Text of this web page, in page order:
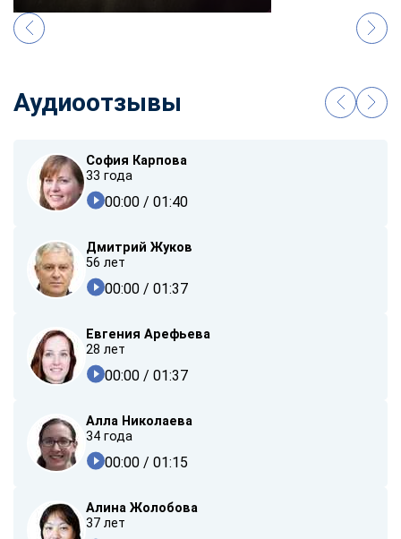
Аудиоотзывы
София Карпова
33 года
00:00 / 01:40
Дмитрий Жуков
56 лет
00:00 / 01:37
Евгения Арефьева
28 лет
00:00 / 01:37
Алла Николаева
34 года
00:00 / 01:15
Алина Жолобова
37 лет